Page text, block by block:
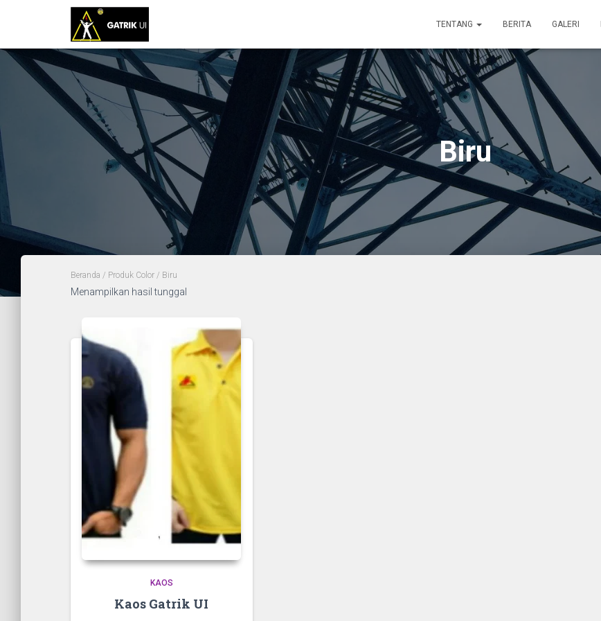
TENTANG BERITA GALERI
Biru
Beranda / Produk Color / Biru
Menampilkan hasil tunggal
KAOS
Kaos Gatrik UI